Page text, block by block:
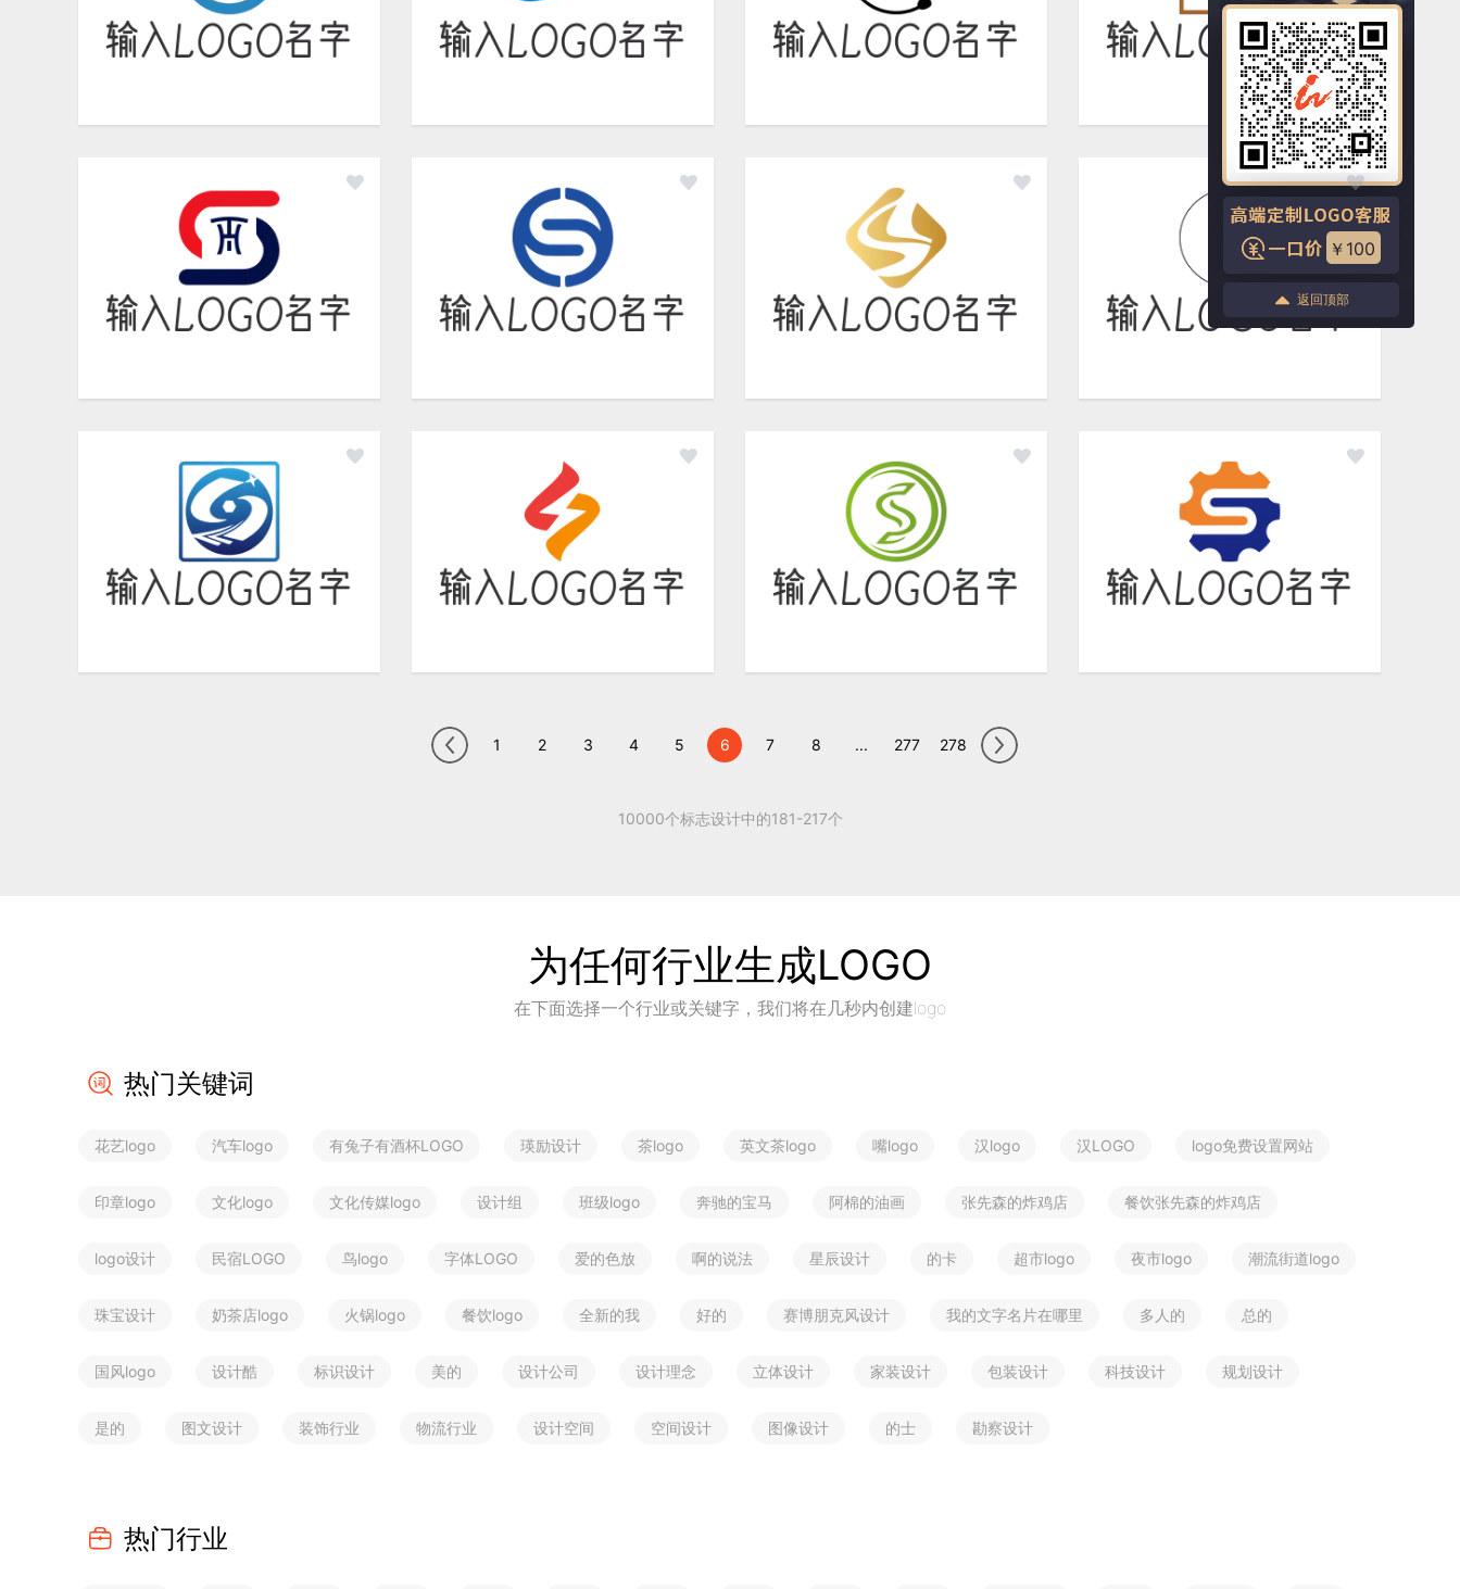
1 2 3 4 5 6 7 8 ... 277 278
10000个标志设计中的181-217个
为任何行业生成LOGO
在下面选择一个行业或关键字，我们将在几秒内创建logo
热门关键词
花艺logo 汽车logo 有兔子有酒杯LOGO 瑛励设计 茶logo 英文茶logo 嘴logo 汉logo 汉LOGO logo免费设置网站
印章logo 文化logo 文化传媒logo 设计组 班级logo 奔驰的宝马 阿棉的油画 张先森的炸鸡店 餐饮张先森的炸鸡店
logo设计 民宿LOGO 鸟logo 字体LOGO 爱的色放 啊的说法 星辰设计 的卡 超市logo 夜市logo 潮流街道logo
珠宝设计 奶茶店logo 火锅logo 餐饮logo 全新的我 好的 赛博朋克风设计 我的文字名片在哪里 多人的 总的
国风logo 设计酷 标识设计 美的 设计公司 设计理念 立体设计 家装设计 包装设计 科技设计 规划设计
是的 图文设计 装饰行业 物流行业 设计空间 空间设计 图像设计 的士 勘察设计
热门行业
￥100
返回顶部